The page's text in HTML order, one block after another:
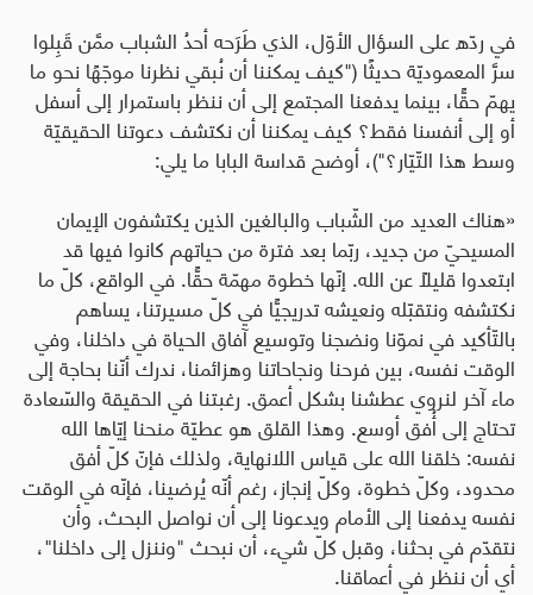
في ردّه على السؤال الأوّل، الذي طَرَحه أحدُ الشباب ممَّن قَبِلوا
سرَّ المعموديّة حديثًا ("كيف يمكننا أن نُبقي نظرنا موجّهًا نحو ما
يهمّ حقًّا، بينما يدفعنا المجتمع إلى أن ننظر باستمرار إلى أسفل
أو إلى أنفسنا فقط؟ كيف يمكننا أن نكتشف دعوتنا الحقيقيّة
وسط هذا التّيّار؟")، أوضح قداسة البابا ما يلي:
«هناك العديد من الشّباب والبالغين الذين يكتشفون الإيمان
المسيحيّ من جديد، ربّما بعد فترة من حياتهم كانوا فيها قد
ابتعدوا قليلًا عن الله. إنّها خطوة مهمّة حقًّا. في الواقع، كلّ ما
نكتشفه ونتقبّله ونعيشه تدريجيًّا في كلّ مسيرتنا، يساهم
بالتّأكيد في نموّنا ونضجنا وتوسيع آفاق الحياة في داخلنا، وفي
الوقت نفسه، بين فرحنا ونجاحاتنا وهزائمنا، ندرك أنّنا بحاجة إلى
ماء آخر لنروي عطشنا بشكل أعمق. رغبتنا في الحقيقة والسّعادة
تحتاج إلى أُفق أوسع. وهذا القلق هو عطيّة منحنا إيّاها الله
نفسه: خلقنا الله على قياس اللانهاية، ولذلك فإنّ كلّ أفق
محدود، وكلّ خطوة، وكلّ إنجاز، رغم أنّه يُرضينا، فإنّه في الوقت
نفسه يدفعنا إلى الأمام ويدعونا إلى أن نواصل البحث، وأن
نتقدّم في بحثنا، وقبل كلّ شيء، أن نبحث "وننزل إلى داخلنا"،
أي أن ننظر في أعماقنا.